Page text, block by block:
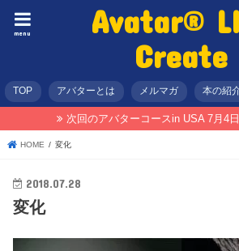
Avatar®
Create
menu
TOP アバターとは メルマガ 本の紹
次回のアバターコースin USA 7月4
HOME 変化
2018.07.28
変化